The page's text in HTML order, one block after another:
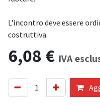
L'incontro deve essere
costruttiva.
6,08 € IVA